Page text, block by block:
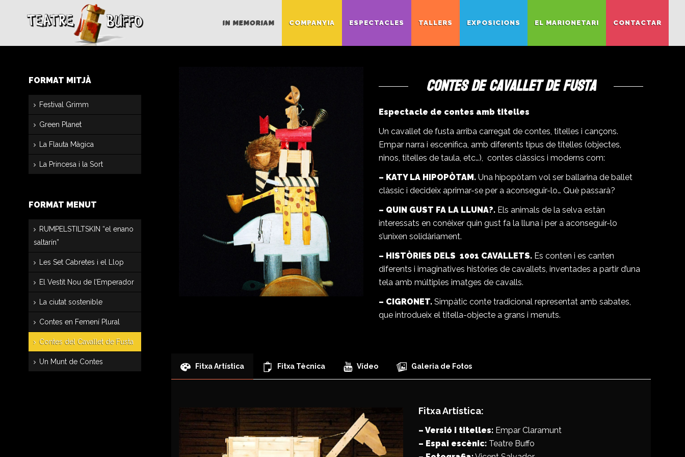
IN MEMORIAM COMPANYIA ESPECTACLES TALLERS EXPOSICIONS EL MARIONETARI CONTACTAR
Contes de Cavallet de Fusta
Espectacle de contes amb titelles
Un cavallet de fusta arriba carregat de contes, titelles i cançons.
Empar narra i escenifica, amb diferents tipus de titelles (objectes,
ninos, titelles de taula, etc…), contes clàssics i moderns com:
– KATY LA HIPOPÒTAM. Una hipopòtam vol ser ballarina de ballet
clàssic i decideix aprimar-se per a aconseguir-lo… Què passarà?
– QUIN GUST FA LA LLUNA?.Els animals de la selva estàn
interessats en conèixer quin gust fa la lluna i per a aconseguir-lo
s’unixen solidàriament.
– HISTÒRIES DELS 1001 CAVALLETS.Es conten i es canten
diferents i imaginatives històries de cavallets, inventades a partir d’una
tela amb múltiples imatges de cavalls.
– CIGRONET. Simpàtic conte tradicional representat amb sabates,
que introdueix el titella-objecte a grans i menuts.
Fitxa Artística Fitxa Tècnica Vídeo Galeria de Fotos
Fitxa Artística:
– Versió i titelles: Empar Claramunt
– Espai escènic: Teatre Buffo
FORMAT MITJÀ
Festival Grimm
Green Planet
La Flauta Màgica
La Princesa i la Sort
FORMAT MENUT
RUMPELSTILTSKIN “el enano
saltarín”
Les Set Cabretes i el Llop
El Vestit Nou de l’Emperador
La ciutat sostenible
Contes en Femení Plural
Contes del Cavallet de Fusta
Un Munt de Contes